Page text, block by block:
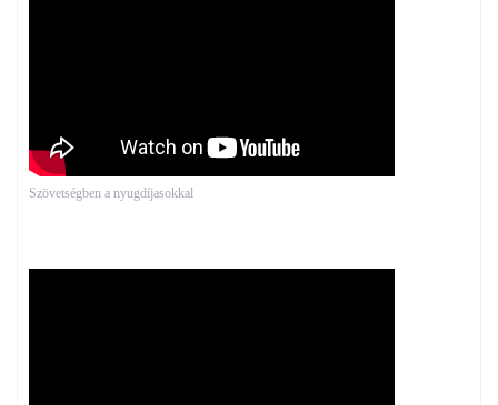
Szövetségben a nyugdíjasokkal